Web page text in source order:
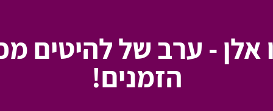
אלן - ערב של להיטים
הזמנים!